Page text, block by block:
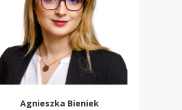
Agnieszka Bieniek